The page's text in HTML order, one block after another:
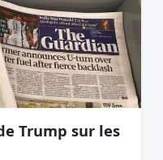
Trump sur les